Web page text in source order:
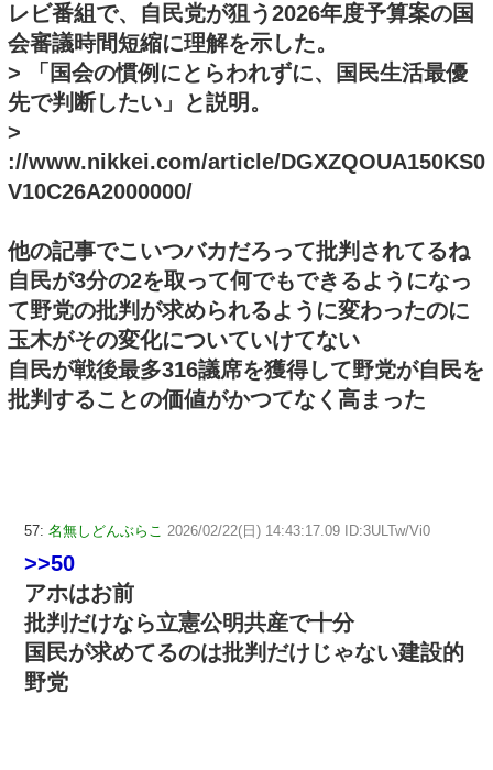
レビ番組で、自民党が狙う2026年度予算案の国
会審議時間短縮に理解を示した。
> 「国会の慣例にとらわれずに、国民生活最優
先で判断したい」と説明。
>
://www.nikkei.com/article/DGXZQOUA150KS0
V10C26A2000000/
他の記事でこいつバカだろって批判されてるね
自民が3分の2を取って何でもできるようになっ
て野党の批判が求められるように変わったのに
玉木がその変化についていけてない
自民が戦後最多316議席を獲得して野党が自民を
批判することの価値がかつてなく高まった
57: 名無しどんぶらこ 2026/02/22(日) 14:43:17.09 ID:3ULTw/Vi0
>>50
アホはお前
批判だけなら立憲公明共産で十分
国民が求めてるのは批判だけじゃない建設的
野党